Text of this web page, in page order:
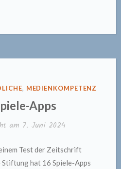
, MEDIENKOMPETENZ
Apps
am 7. Juni 2024
Test der Zeitschrift
hat 16 Spiele-Apps